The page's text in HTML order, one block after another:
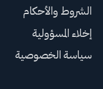
الشروط والأحكام
إخلاء المسؤولية
سياسة الخصوصية